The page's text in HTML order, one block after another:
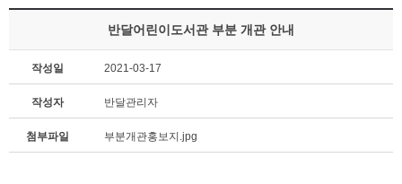
반달어린이도서관 부분 개관 안내
작성일 2021-03-17
작성자 반달관리자
첨부파일 부분개관홍보지.jpg